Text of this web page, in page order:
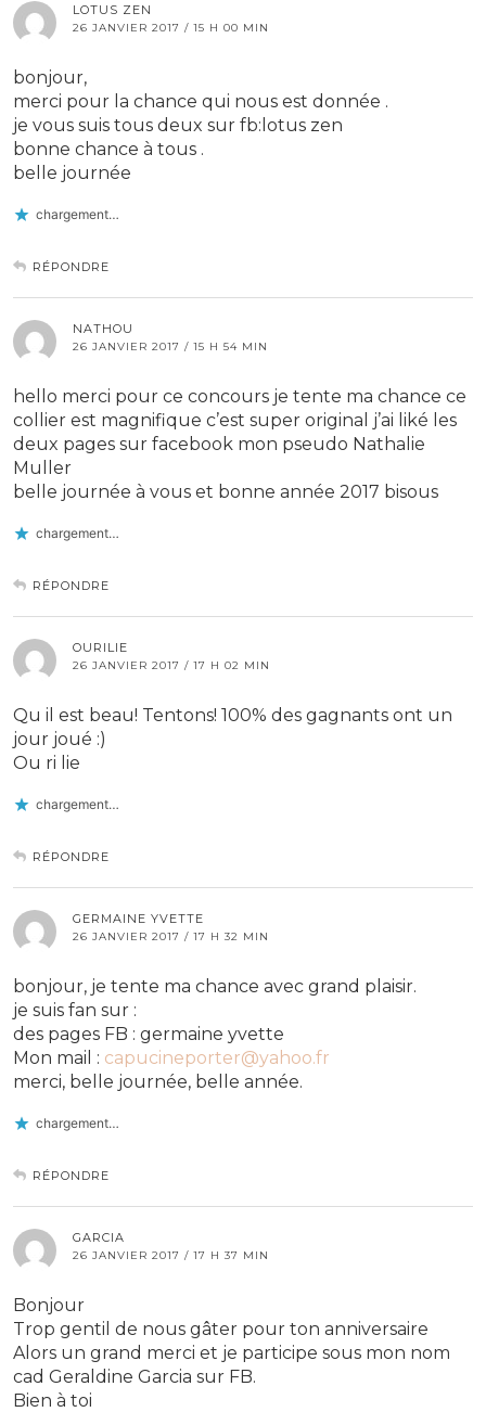
LOTUS ZEN
26 JANVIER 2017 / 15 H 00 MIN
bonjour,
merci pour la chance qui nous est donnée .
je vous suis tous deux sur fb:lotus zen
bonne chance à tous .
belle journée
chargement…
RÉPONDRE
NATHOU
26 JANVIER 2017 / 15 H 54 MIN
hello merci pour ce concours je tente ma chance ce
collier est magnifique c’est super original j’ai liké les
deux pages sur facebook mon pseudo Nathalie
Muller
belle journée à vous et bonne année 2017 bisous
chargement…
RÉPONDRE
OURILIE
26 JANVIER 2017 / 17 H 02 MIN
Qu il est beau! Tentons! 100% des gagnants ont un
jour joué :)
Ou ri lie
chargement…
RÉPONDRE
GERMAINE YVETTE
26 JANVIER 2017 / 17 H 32 MIN
bonjour, je tente ma chance avec grand plaisir.
je suis fan sur :
des pages FB : germaine yvette
Mon mail : capucineporter@yahoo.fr
merci, belle journée, belle année.
chargement…
RÉPONDRE
GARCIA
26 JANVIER 2017 / 17 H 37 MIN
Bonjour
Trop gentil de nous gâter pour ton anniversaire
Alors un grand merci et je participe sous mon nom
cad Geraldine Garcia sur FB.
Bien à toi